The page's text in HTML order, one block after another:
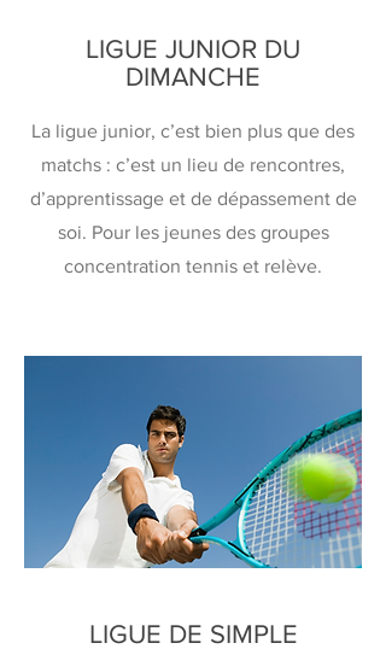
LIGUE JUNIOR DU
DIMANCHE
La ligue junior, c’est bien plus que des
matchs : c’est un lieu de rencontres,
d’apprentissage et de dépassement de
soi. Pour les jeunes des groupes
concentration tennis et relève.
LIGUE DE SIMPLE